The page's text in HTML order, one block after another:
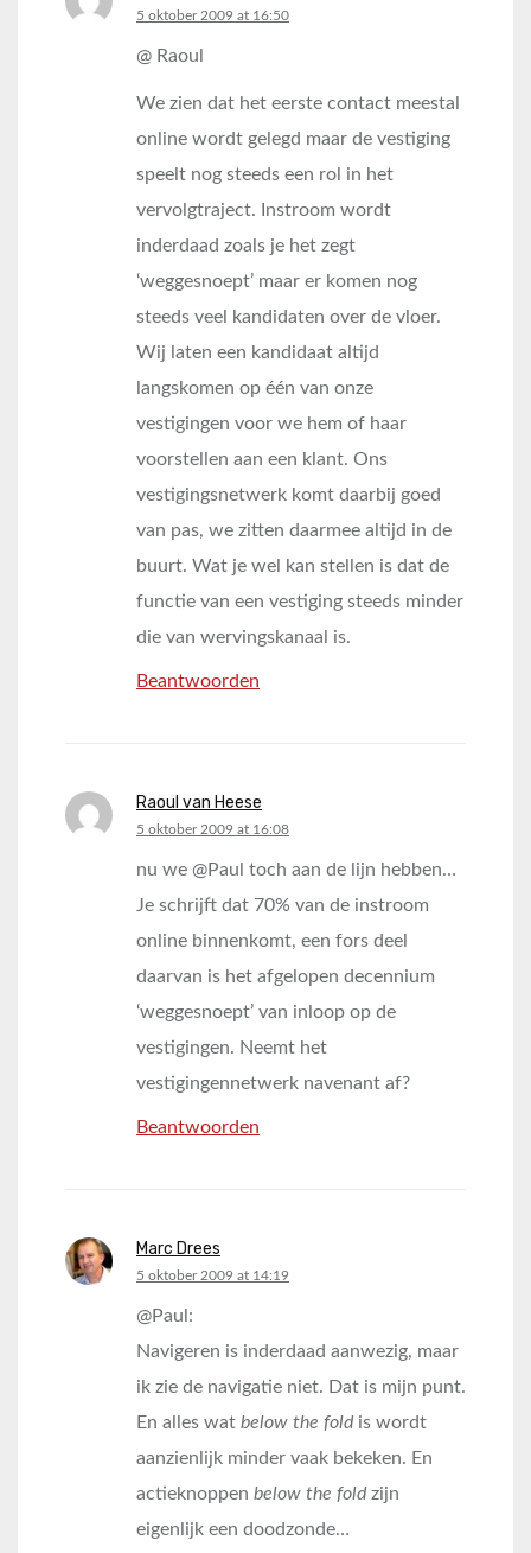
says:
5 oktober 2009 at 16:50
@ Raoul
We zien dat het eerste contact meestal
online wordt gelegd maar de vestiging
speelt nog steeds een rol in het
vervolgtraject. Instroom wordt
inderdaad zoals je het zegt
‘weggesnoept’ maar er komen nog
steeds veel kandidaten over de vloer.
Wij laten een kandidaat altijd
langskomen op één van onze
vestigingen voor we hem of haar
voorstellen aan een klant. Ons
vestigingsnetwerk komt daarbij goed
van pas, we zitten daarmee altijd in de
buurt. Wat je wel kan stellen is dat de
functie van een vestiging steeds minder
die van wervingskanaal is.
Beantwoorden
Raoul van Heese
says:
5 oktober 2009 at 16:08
nu we @Paul toch aan de lijn hebben…
Je schrijft dat 70% van de instroom
online binnenkomt, een fors deel
daarvan is het afgelopen decennium
‘weggesnoept’ van inloop op de
vestigingen. Neemt het
vestigingennetwerk navenant af?
Beantwoorden
Marc Drees
says:
5 oktober 2009 at 14:19
@Paul:
Navigeren is inderdaad aanwezig, maar
ik zie de navigatie niet. Dat is mijn punt.
En alles wat below the foldis wordt
aanzienlijk minder vaak bekeken. En
actieknoppen below the foldzijn
eigenlijk een doodzonde…